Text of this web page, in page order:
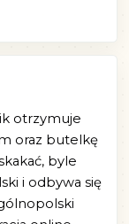
otrzymuje
oraz butelkę
byle
i odbywa się